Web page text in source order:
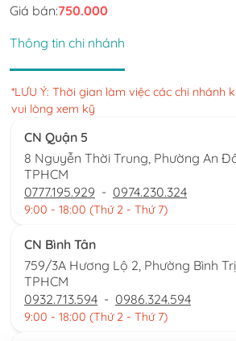
Giá bán:750.000
Thông tin chi nhánh
*LƯU Ý: Thời gian làm việc các chi nhánh
vui lòng xem kỹ
CN Quận 5
8 Nguyễn Thời Trung, Phường An
TPHCM
0777.195.929 - 0974.230.324
9:00 - 18:00 (Thứ 2 - Thứ 7)
CN Bình Tân
759/3A Hương Lộ 2, Phường Bình
TPHCM
0932.713.594 - 0986.324.594
9:00 - 18:00 (Thứ 2 - Thứ 7)